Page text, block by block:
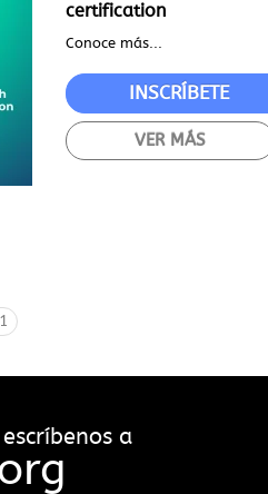
certification
Conoce más...
INSCRÍBETE
VER MÁS
a